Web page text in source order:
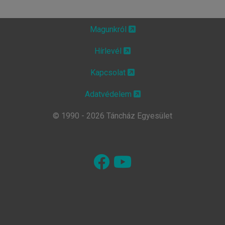
Magunkról
Hírlevél
Kapcsolat
Adatvédelem
© 1990 - 2026 Táncház Egyesület